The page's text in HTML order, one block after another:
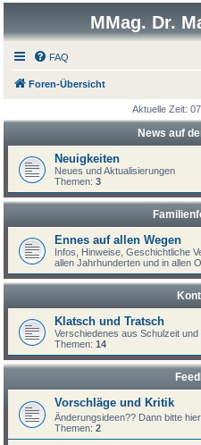
MMag. Dr.
FAQ
Foren-Übersicht
Aktuelle Zeit:
News auf
Neuigkeiten
Neues und Aktualisierungen
Themen:3
Ennes auf allen Wegen
Infos, Hinweise, Geschichtliche
allen Jahrhunderten und in allen
Klatsch und Tratsch
Verschiedenes aus Schulzeit und
Themen:14
Vorschläge und Kritik
Änderungsideen?? Dann bitte
Themen:2